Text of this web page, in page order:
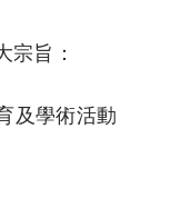
宗旨：
及學術活動